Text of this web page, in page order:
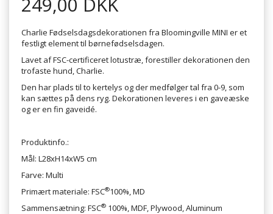
Charlie Fødselsdagsdekorationen fra Bloomingville MINI er et
festligt element til børnefødselsdagen.
Lavet af FSC-certificeret lotustræ, forestiller dekorationen den
trofaste hund, Charlie.
Den har plads til to kertelys og der medfølger tal fra 0-9, som
kan sættes på dens ryg. Dekorationen leveres i en gaveæske
og er en fin gaveidé.
Produktinfo.:
Mål: L28xH14xW5 cm
Farve: Multi
Primært materiale: FSC®100%, MD
Sammensætning: FSC® 100%, MDF, Plywood, Aluminum